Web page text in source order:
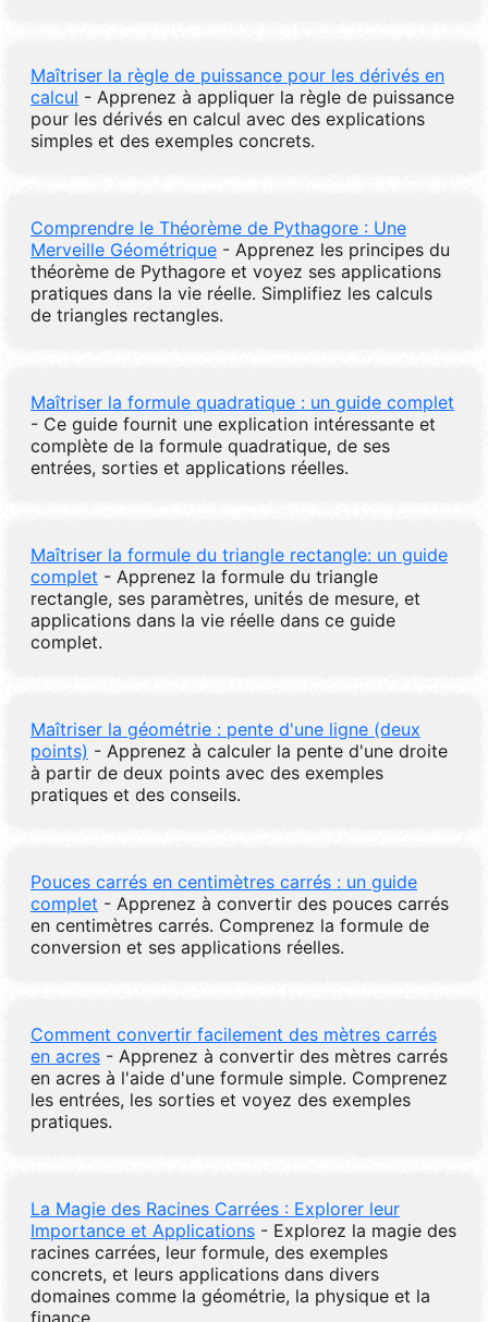
Maîtriser la règle de puissance pour les dérivés en
calcul - Apprenez à appliquer la règle de puissance
pour les dérivés en calcul avec des explications
simples et des exemples concrets.
Comprendre le Théorème de Pythagore : Une
Merveille Géométrique - Apprenez les principes du
théorème de Pythagore et voyez ses applications
pratiques dans la vie réelle. Simplifiez les calculs
de triangles rectangles.
Maîtriser la formule quadratique : un guide complet
- Ce guide fournit une explication intéressante et
complète de la formule quadratique, de ses
entrées, sorties et applications réelles.
Maîtriser la formule du triangle rectangle: un guide
complet - Apprenez la formule du triangle
rectangle, ses paramètres, unités de mesure, et
applications dans la vie réelle dans ce guide
complet.
Maîtriser la géométrie : pente d'une ligne (deux
points) - Apprenez à calculer la pente d'une droite
à partir de deux points avec des exemples
pratiques et des conseils.
Pouces carrés en centimètres carrés : un guide
complet - Apprenez à convertir des pouces carrés
en centimètres carrés. Comprenez la formule de
conversion et ses applications réelles.
Comment convertir facilement des mètres carrés
en acres - Apprenez à convertir des mètres carrés
en acres à l'aide d'une formule simple. Comprenez
les entrées, les sorties et voyez des exemples
pratiques.
La Magie des Racines Carrées : Explorer leur
Importance et Applications - Explorez la magie des
racines carrées, leur formule, des exemples
concrets, et leurs applications dans divers
domaines comme la géométrie, la physique et la
finance.